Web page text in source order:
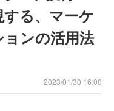
る、マーケ
ンの活用法
2023/01/30 16:00